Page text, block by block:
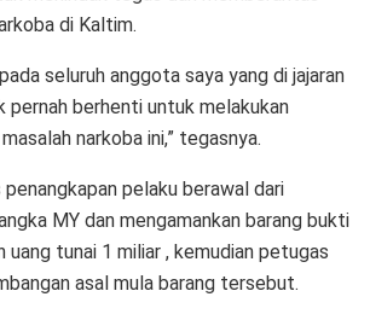
di Kaltim.
seluruh anggota saya yang di jajaran
pernah berhenti untuk melakukan
narkoba ini,” tegasnya.
pelaku berawal dari
MY dan mengamankan barang bukti
uang tunai 1 miliar , kemudian petugas
asal mula barang tersebut.